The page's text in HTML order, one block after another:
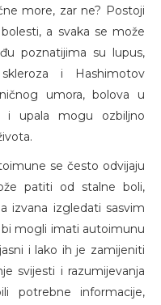
more, zar ne? Postoji
a svaka se može
poznatijima su lupus,
i Hashimotov
umora, bolova u
i upala mogu ozbiljno
se često odvijaju
patiti od stalne boli,
izvana izgledati sasvim
mogli imati autoimunu
i lako ih je zamijeniti
svijesti i razumijevanja
potrebne informacije,